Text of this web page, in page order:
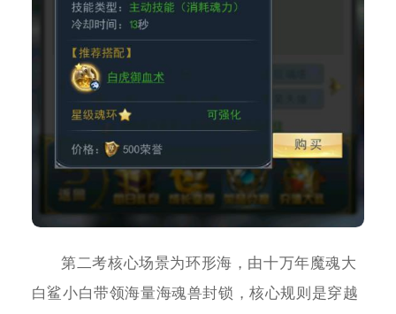
第二考核心场景为环形海，由十万年魔魂大
白鲨小白带领海量海魂兽封锁，核心规则是穿越